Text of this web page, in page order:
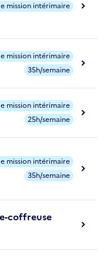
mission intérimaire
mission intérimaire
35h/semaine
mission intérimaire
25h/semaine
mission intérimaire
35h/semaine
coffreuse